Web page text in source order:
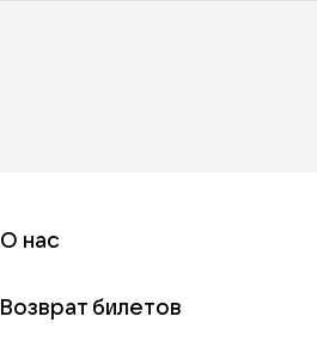
О нас
Возврат билетов